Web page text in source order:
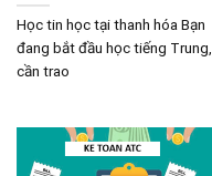
Học tin học tại thanh hóa Bạn
đang bắt đầu học tiếng Trung,
cần trao